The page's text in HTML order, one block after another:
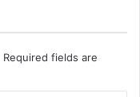
Required fields are